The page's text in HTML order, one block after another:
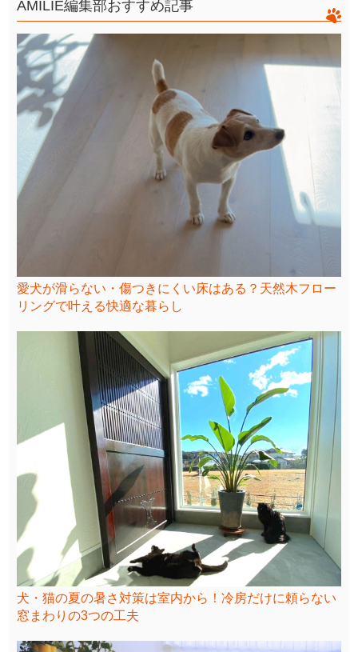
AMILIE編集部おすすめ記事
愛犬が滑らない・傷つきにくい床はある？天然木フロー
リングで叶える快適な暮らし
犬・猫の夏の暑さ対策は室内から！冷房だけに頼らない
窓まわりの3つの工夫